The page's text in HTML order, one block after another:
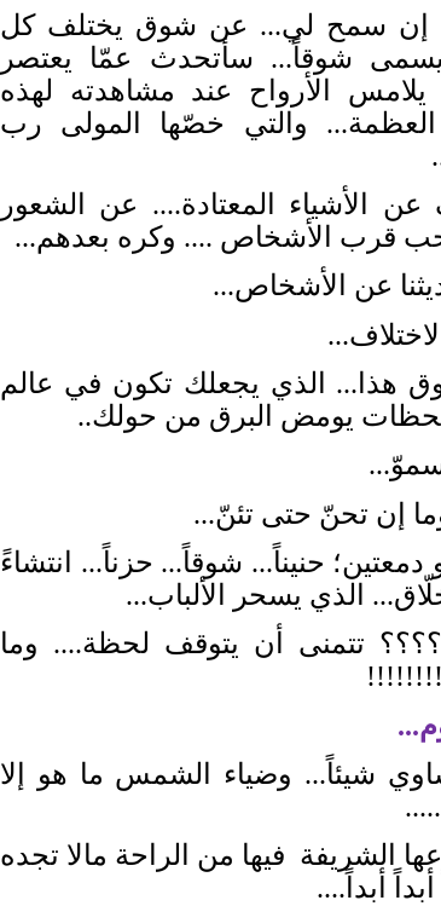
إن سمح لي... عن شوق يختلف كل
يسمى شوقاً... سأتحدث عمّا يعتصر
يلامس الأرواح عند مشاهدته لهذه
والتي خصّها المولى رب
الأشياء المعتادة.... عن الشعور
قرب الأشخاص .... وكره بعدهم...
عن الأشخاص...
هذا... الذي يجعلك تكون في عالم
يومض البرق من حولك..
إن تحنّ حتى تئنّ...
حنيناً... شوقاً... حزناً... انتشاءً
الذي يسحر الألباب...
تتمنى أن يتوقف لحظة.... وما
شيئاً... وضياء الشمس ما هو إلا
الشريفة فيها من الراحة مالا تجده
أبداً....